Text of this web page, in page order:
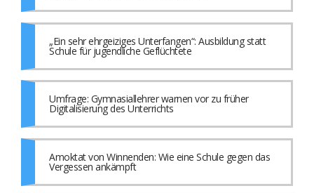
„Ein sehr ehrgeiziges Unterfangen“: Ausbildung statt
Schule für jugendliche Geflüchtete
Umfrage: Gymnasiallehrer warnen vor zu früher
Digitalisierung des Unterrichts
Amoktat von Winnenden: Wie eine Schule gegen das
Vergessen ankämpft